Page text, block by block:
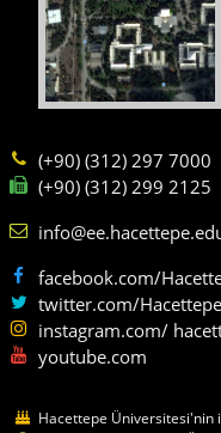
(+90) (312) 297 7000
(+90) (312) 299 2125
facebook.com/
twitter.com/
instagram.com/
youtube.com
Hacettepe Üniversitesi'nin